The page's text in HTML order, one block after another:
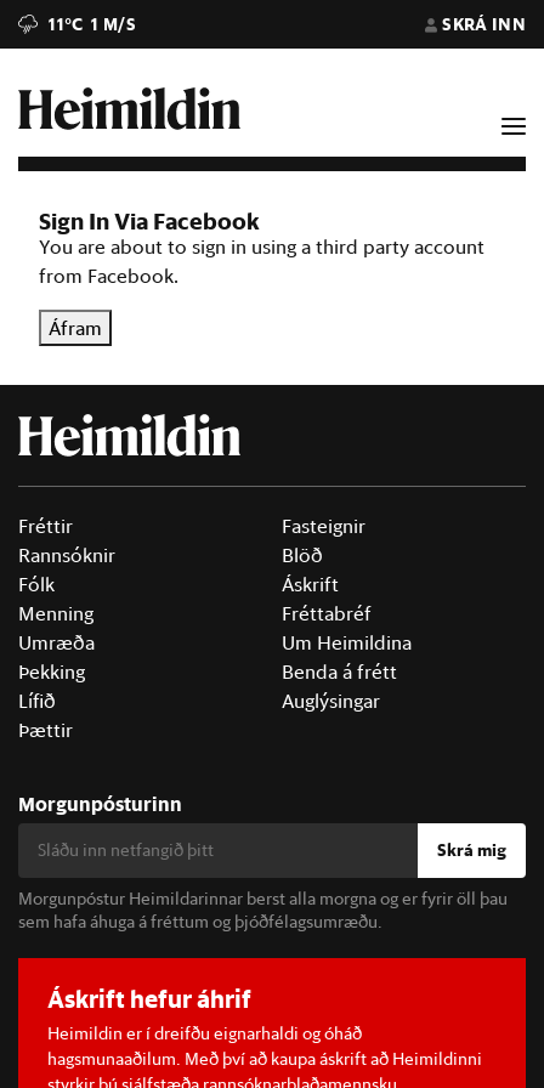
11°C 1 M/S SKRÁ INN
Sign In Via Facebook
You are about to sign in using a third party account
from Facebook.
Áfram
Fréttir
Rannsóknir
Fólk
Menning
Umræða
Þekking
Lífið
Þættir
Fasteignir
Blöð
Áskrift
Fréttabréf
Um Heimildina
Benda á frétt
Auglýsingar
Morgunpósturinn
Skrá mig
Morgunpóstur Heimildarinnar berst alla morgna og er fyrir öll þau
sem hafa áhuga á fréttum og þjóðfélagsumræðu.
Áskrift hefur áhrif
Heimildin er í dreifðu eignarhaldi og óháð
hagsmunaaðilum. Með því að kaupa áskrift að Heimildinni